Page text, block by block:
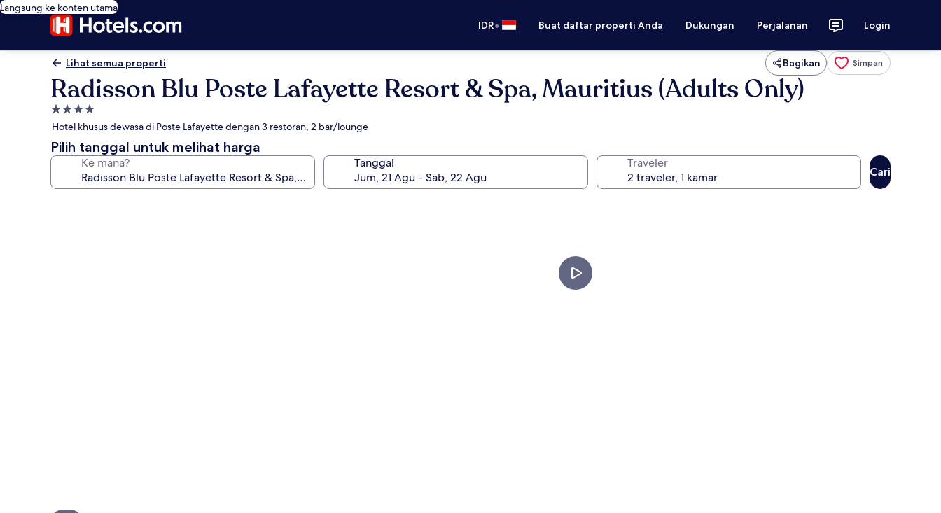
Langsung ke konten utama
IDR• Buat daftar properti Anda Dukungan Perjalanan Login
Lihat semua properti Bagikan Simpan
Radisson Blu Poste Lafayette Resort & Spa, Mauritius (Adults Only)
Properti
bintang
4.0
Hotel khusus dewasa di Poste Lafayette dengan 3 restoran, 2 bar/lounge
Pilih tanggal untuk melihat harga
Ke mana? Tanggal Traveler
Cari